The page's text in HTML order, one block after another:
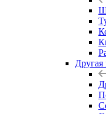
Другая